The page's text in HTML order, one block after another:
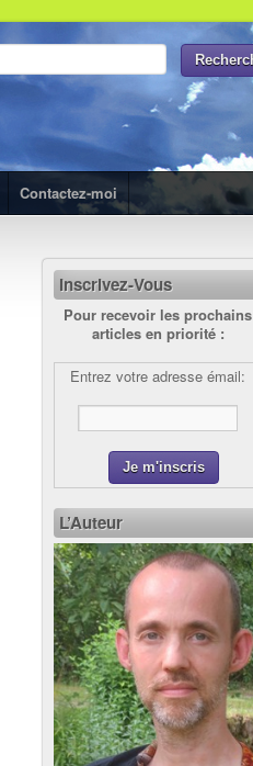
Contactez-moi
Inscrivez-Vous
Pour recevoir les prochains
articles en priorité :
Entrez votre adresse émail:
L’Auteur